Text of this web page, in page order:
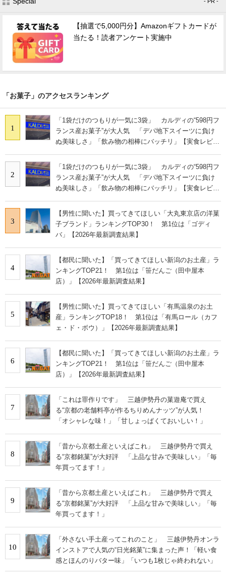
【抽選で5,000円分】Amazonギフトカードが
当たる！読者アンケート実施中
「お菓子」のアクセスランキング
1
「1袋だけのつもりが一気に3袋」 カルディの“598円フ
ランス産お菓子”が大人気 「デパ地下スイーツに負け
ぬ美味しさ」「飲み物の相棒にバッチリ」【実食レビュ
2
「1袋だけのつもりが一気に3袋」 カルディの“598円フ
ランス産お菓子”が大人気 「デパ地下スイーツに負け
ぬ美味しさ」「飲み物の相棒にバッチリ」【実食レビュ
3
【男性に聞いた】買ってきてほしい「大丸東京店の洋菓
子ブランド」ランキングTOP30！ 第1位は「ゴディ
バ」【2026年最新調査結果】
4
【都民に聞いた】「買ってきてほしい新潟のお土産」ラ
ンキングTOP21！ 第1位は「笹だんご（田中屋本
店）」【2026年最新調査結果】
5
【男性に聞いた】買ってきてほしい「有馬温泉のお土
産」ランキングTOP18！ 第1位は「有馬ロール（カフ
ェ・ド・ボウ）」【2026年最新調査結果】
6
【都民に聞いた】「買ってきてほしい新潟のお土産」ラ
ンキングTOP21！ 第1位は「笹だんご（田中屋本
店）」【2026年最新調査結果】
7
「これは罪作りです」 三越伊勢丹の菓遊庵で買え
る“京都の老舗料亭が作るちりめんナッツ”が人気！
「オシャレな味！」「甘しょっぱくておいしい！」
8
「昔から京都土産といえばこれ」 三越伊勢丹で買え
る“京都銘菓”が大好評 「上品な甘みで美味しい」「毎
年買ってます！」
9
「昔から京都土産といえばこれ」 三越伊勢丹で買え
る“京都銘菓”が大好評 「上品な甘みで美味しい」「毎
年買ってます！」
10
「外さない手土産ってこれのこと」 三越伊勢丹オンラ
インストアで人気の“日光銘菓”に集まった声！「軽い食
感とほんのりバター味」「いつも1枚じゃ終われない」